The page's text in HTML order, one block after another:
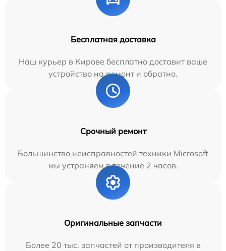
Бесплатная доставка
Наш курьер в Кирове бесплатно доставит ваше
устройство на ремонт и обратно.
Срочный ремонт
Большинство неисправностей техники Microsoft
мы устраняем в течение 2 часов.
Оригинальные запчасти
Более 20 тыс. запчастей от производителя в